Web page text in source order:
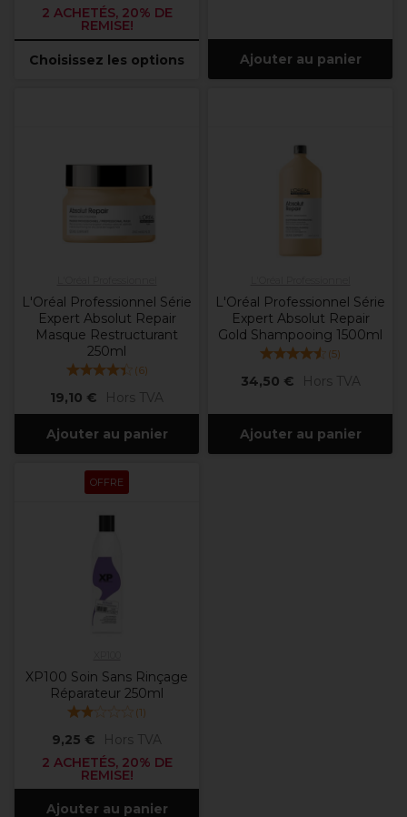
2 ACHETÉS, 20% DE
REMISE!
Choisissez les options Ajouter au panier
L'Oréal Professionnel Série
Expert Absolut Repair
Masque Restructurant
250ml
(6)
19,10 € Hors TVA
Ajouter au panier
L'Oréal Professionnel Série
Expert Absolut Repair
Gold Shampooing 1500ml
(5)
34,50 € Hors TVA
Ajouter au panier
OFFRE
XP100 Soin Sans Rinçage
Réparateur 250ml
(1)
9,25 €
Hors TVA
2 ACHETÉS, 20% DE
REMISE!
Ajouter au panier